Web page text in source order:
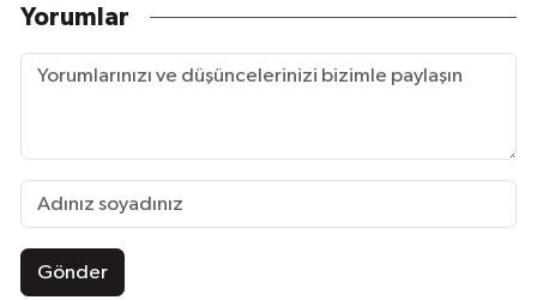
Yorumlar
Gönder